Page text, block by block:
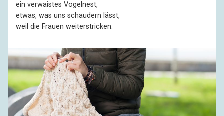
ein verwaistes Vogelnest,
etwas, was uns schaudern lässt,
weil die Frauen weiterstricken.